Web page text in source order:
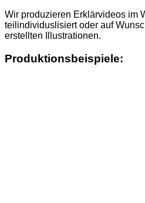
Wir produzieren Erklärvideos im
teilindividuslisiert oder auf
erstellten Illustrationen.
Produktionsbeispiele: